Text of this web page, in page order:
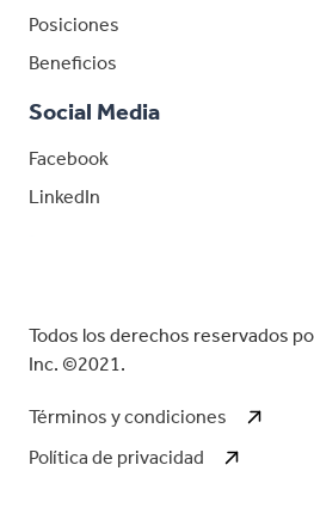
Posiciones
Beneficios
Social Media
Facebook
LinkedIn
Todos los derechos reservados
Inc. ©2021.
Términos y condiciones
Política de privacidad